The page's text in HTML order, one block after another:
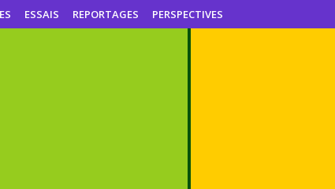
ESSAIS REPORTAGES PERSPECTIVES